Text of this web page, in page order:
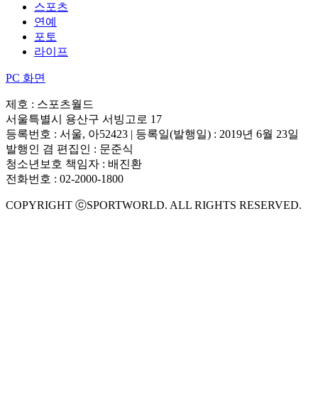
스포츠
연예
포토
라이프
PC 화면
제호 : 스포츠월드
서울특별시 용산구 서빙고로 17
등록번호 : 서울, 아52423 | 등록일(발행일) : 2019년 6월 23일
발행인 겸 편집인 : 문준식
청소년보호 책임자 : 배진환
전화번호 : 02-2000-1800
COPYRIGHT ⓒSPORTWORLD. ALL RIGHTS RESERVED.